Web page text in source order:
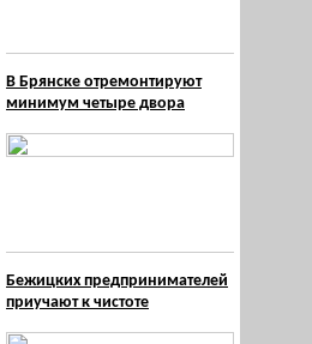
В Брянске отремонтируют
минимум четыре двора
Бежицких предпринимателей
приучают к чистоте